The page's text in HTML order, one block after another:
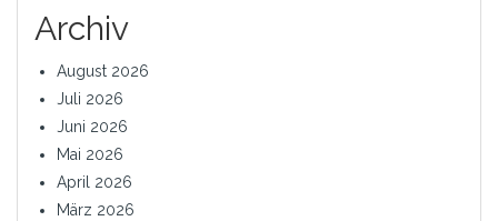
Archiv
August 2026
Juli 2026
Juni 2026
Mai 2026
April 2026
März 2026